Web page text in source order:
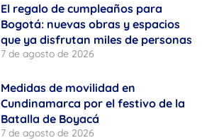
El regalo de cumpleaños para
Bogotá: nuevas obras y espacios
que ya disfrutan miles de personas
7 de agosto de 2026
Medidas de movilidad en
Cundinamarca por el festivo de la
Batalla de Boyacá
7 de agosto de 2026